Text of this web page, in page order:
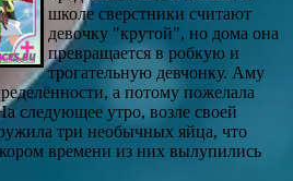
школе сверстники считают
девочку "крутой", но дома она
превращается в робкую и
трогательную девчонку. Аму
а потому пожелала
следующее утро, возле своей
три необычных яйца, что
времени из них вылупились